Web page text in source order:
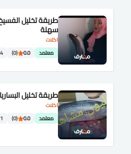
اكلات
طريقة تخليل
سهلة
معتمد 0.0
(0) 4 درس
اكلات
طريقة تخليل
معتمد 0.0
(0)